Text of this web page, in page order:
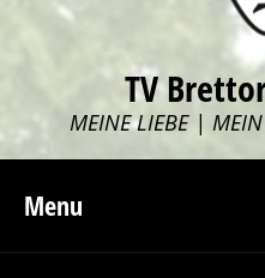
TV
MEINE LIEBE |
Menu